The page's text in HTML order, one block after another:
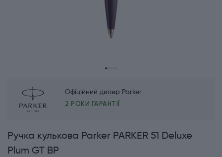
Офіційний дилер Parker
2 РОКИ ГАРАНТІЇ
Ручка кулькова Parker PARKER 51 Deluxe
Plum GT BP